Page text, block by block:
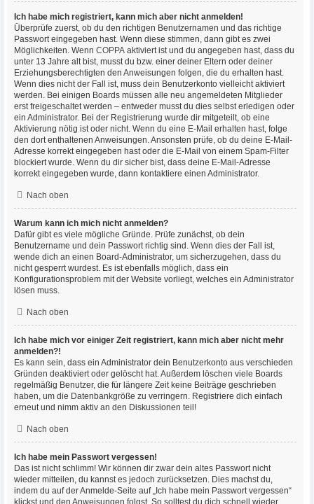
Ich habe mich registriert, kann mich aber nicht anmelden!
Überprüfe zuerst, ob du den richtigen Benutzernamen und das richtige
Passwort eingegeben hast. Wenn diese stimmen, dann gibt es zwei
Möglichkeiten. Wenn COPPA aktiviert ist und du angegeben hast, dass du
unter 13 Jahre alt bist, musst du bzw. einer deiner Eltern oder deiner
Erziehungsberechtigten den Anweisungen folgen, die du erhalten hast.
Wenn dies nicht der Fall ist, muss dein Benutzerkonto vielleicht aktiviert
werden. Bei einigen Boards müssen alle neu angemeldeten Mitglieder
erst freigeschaltet werden – entweder musst du dies selbst erledigen oder
ein Administrator. Bei der Registrierung wurde dir mitgeteilt, ob eine
Aktivierung nötig ist oder nicht. Wenn du eine E-Mail erhalten hast, folge
den dort enthaltenen Anweisungen. Ansonsten prüfe, ob du deine E-Mail-
Adresse korrekt eingegeben hast oder die E-Mail von einem Spam-Filter
blockiert wurde. Wenn du dir sicher bist, dass deine E-Mail-Adresse
korrekt eingegeben wurde, dann kontaktiere einen Administrator.
Nach oben
Warum kann ich mich nicht anmelden?
Dafür gibt es viele mögliche Gründe. Prüfe zunächst, ob dein
Benutzername und dein Passwort richtig sind. Wenn dies der Fall ist,
wende dich an einen Board-Administrator, um sicherzugehen, dass du
nicht gesperrt wurdest. Es ist ebenfalls möglich, dass ein
Konfigurationsproblem mit der Website vorliegt, welches ein Administrator
lösen muss.
Nach oben
Ich habe mich vor einiger Zeit registriert, kann mich aber nicht mehr
anmelden?!
Es kann sein, dass ein Administrator dein Benutzerkonto aus verschieden
Gründen deaktiviert oder gelöscht hat. Außerdem löschen viele Boards
regelmäßig Benutzer, die für längere Zeit keine Beiträge geschrieben
haben, um die Datenbankgröße zu verringern. Registriere dich einfach
erneut und nimm aktiv an den Diskussionen teil!
Nach oben
Ich habe mein Passwort vergessen!
Das ist nicht schlimm! Wir können dir zwar dein altes Passwort nicht
wieder mitteilen, du kannst es jedoch zurücksetzen. Dies machst du,
indem du auf der Anmelde-Seite auf „Ich habe mein Passwort vergessen“
klickst und den Anweisungen folgst. So solltest du dich schnell wieder